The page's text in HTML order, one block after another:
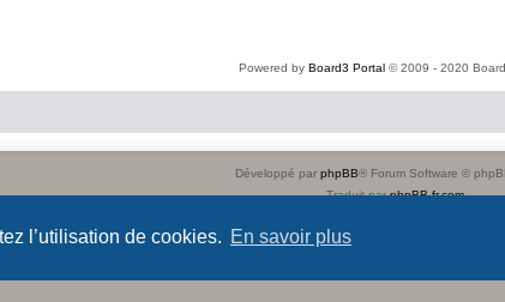
l’utilisation de cookies. En savoir plus
Powered by Board3 Portal© 2009 - 2020
Développé par phpBB® Forum Software ©
Traduit parphpBB-fr.com
Time: 0.021s| Peak Memory Usage: 2.38 Mio |